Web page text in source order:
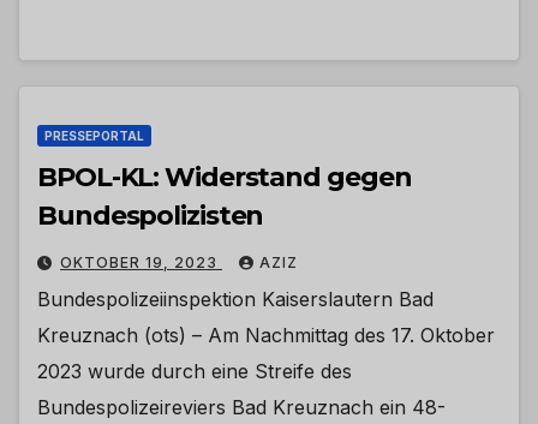
PRESSEPORTAL
BPOL-KL: Widerstand gegen
Bundespolizisten
OKTOBER 19, 2023 AZIZ
Bundespolizeiinspektion Kaiserslautern Bad
Kreuznach (ots) – Am Nachmittag des 17. Oktober
2023 wurde durch eine Streife des
Bundespolizeireviers Bad Kreuznach ein 48-